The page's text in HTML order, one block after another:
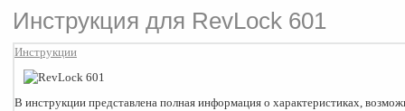
Инструкция для RevLock 601
Инструкции
В инструкции представлена полная информация о характеристиках,